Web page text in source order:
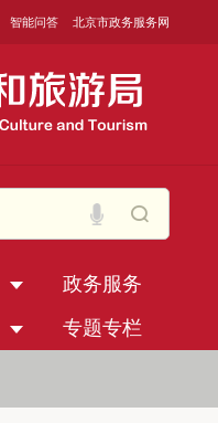
智能问答 北京市政务服务网
政务服务
专题专栏